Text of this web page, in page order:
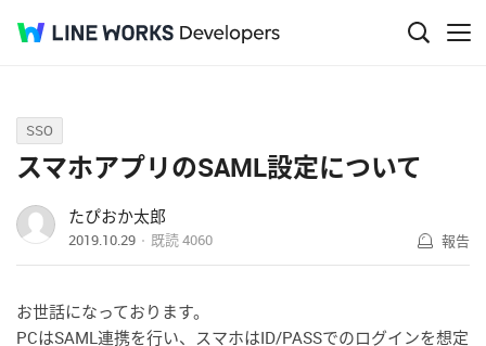
Q&A
SSO
スマホアプリのSAML設定について
たぴおか太郎
2019.10.29 既読4060 報告
お世話になっております。
PCはSAML連携を行い、スマホはID/PASSでのログインを想定